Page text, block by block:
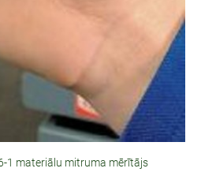
1 materiālu mitruma mērītājs